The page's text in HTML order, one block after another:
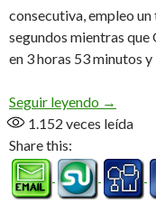
consecutiva, empleo
segundos mientras
en 3 horas 53 minutos y
Seguir leyendo Dario
→
1.152 veces leída
Share this: